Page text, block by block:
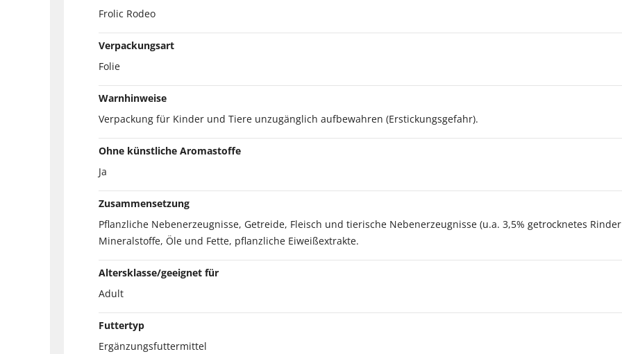
Frolic Rodeo
Verpackungsart
Folie
Warnhinweise
Verpackung für Kinder und Tiere unzugänglich aufbewahren (Erstickungsgefahr).
Ohne künstliche Aromastoffe
Ja
Zusammensetzung
Pflanzliche Nebenerzeugnisse, Getreide, Fleisch und tierische Nebenerzeugnisse (u.a. 3,5% getrocknetes
Mineralstoffe, Öle und Fette, pflanzliche Eiweißextrakte.
Altersklasse/geeignet für
Adult
Futtertyp
Ergänzungsfuttermittel